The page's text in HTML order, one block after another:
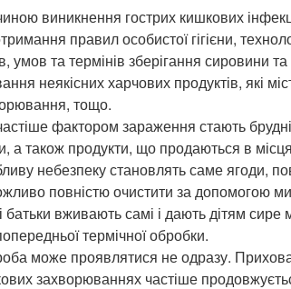
виникнення гострих кишкових
правил особистої гігієни,
умов та термінів зберігання сировини
неякісних харчових продуктів, які
тощо.
фактором зараження стають
а також продукти, що продаються в
небезпеку становлять саме ягоди,
повністю очистити за допомогою
батьки вживають самі і дають дітям сире
термічної обробки.
може проявлятися не одразу.
захворюваннях частіше